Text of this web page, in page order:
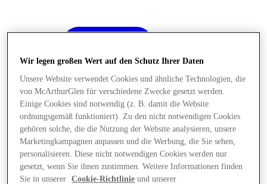
Wir legen großen Wert auf den Schutz Ihrer Daten
Unsere Website verwendet Cookies und ähnliche Technologien, die
von McArthurGlen für verschiedene Zwecke gesetzt werden.
Einige Cookies sind notwendig (z. B. damit die Website
ordnungsgemäß funktioniert). Zu den nicht notwendigen Cookies
gehören solche, die die Nutzung der Website analysieren, unsere
Marketingkampagnen anpassen und die Werbung, die Sie sehen,
personalisieren. Diese nicht notwendigen Cookies werden nur
gesetzt, wenn Sie ihnen zustimmen. Weitere Informationen finden
Sie in unserer
Cookie-Richtlinie und unserer